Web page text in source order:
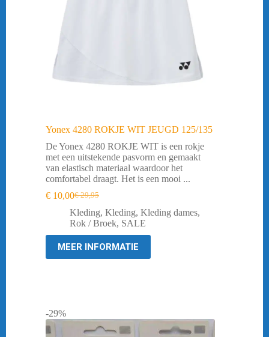
Yonex 4280 ROKJE WIT JEUGD 125/135
De Yonex 4280 ROKJE WIT is een rokje
met een uitstekende pasvorm en gemaakt
van elastisch materiaal waardoor het
comfortabel draagt. Het is een mooi ...
€29,95
Oorspronkelijke
prijs
was:
€ 10,00Huidige
prijs
is:
Kleding, Kleding, Kleding dames,
Rok / Broek, SALE
MEER INFORMATIE
-29%